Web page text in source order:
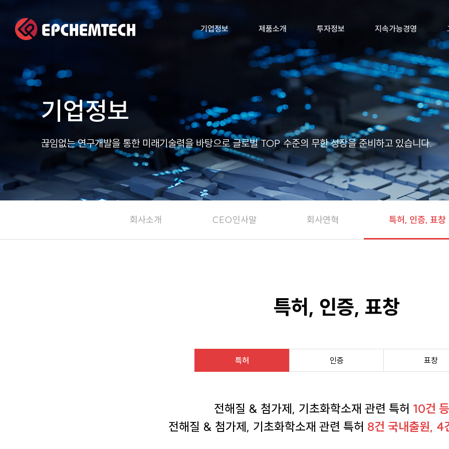
기업정보 제품소개 투자정보 지속가능경영
기업정보
끊임없는 연구개발을 통한 미래기술력을 바탕으로 글로벌 TOP 수준의 무한 성장을 준비하고 있습니다.
회사소개 CEO인사말 회사연혁 특허, 인증, 표창
특허, 인증, 표창
특허 인증 표창
전해질 & 첨가제, 기초화학소재 관련 특허 10건
전해질 & 첨가제, 기초화학소재 관련 특허 8건 국내출원, 4